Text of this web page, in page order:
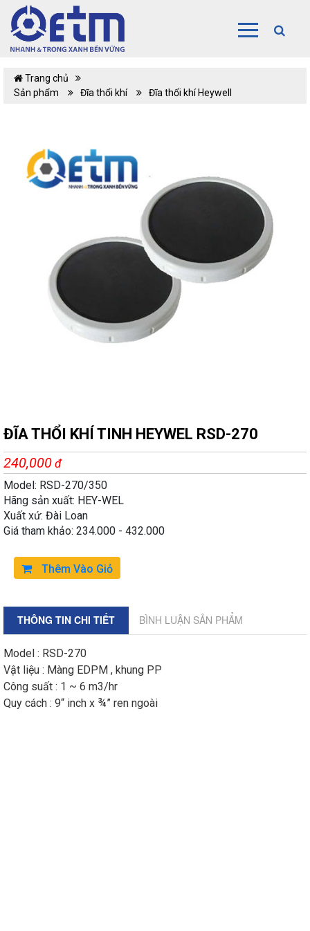
Trang chủ
Sản phẩm
Đĩa thổi khí Đĩa thổi khí Heywell
ĐĨA THỔI KHÍ TINH HEYWEL RSD-270
240,000 đ
Model: RSD-270/350
Hãng sản xuất: HEY-WEL
Xuất xứ: Đài Loan
Giá tham khảo: 234.000 - 432.000
Thêm Vào Giỏ
THÔNG TIN CHI TIẾT BÌNH LUẬN SẢN PHẨM
Model : RSD-270
Vật liệu : Màng EDPM , khung PP
Công suất : 1 ~ 6 m3/hr
Quy cách : 9“ inch x ¾” ren ngoài